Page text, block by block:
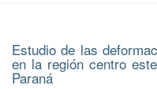
Estudio de las
en la región centro
Paraná